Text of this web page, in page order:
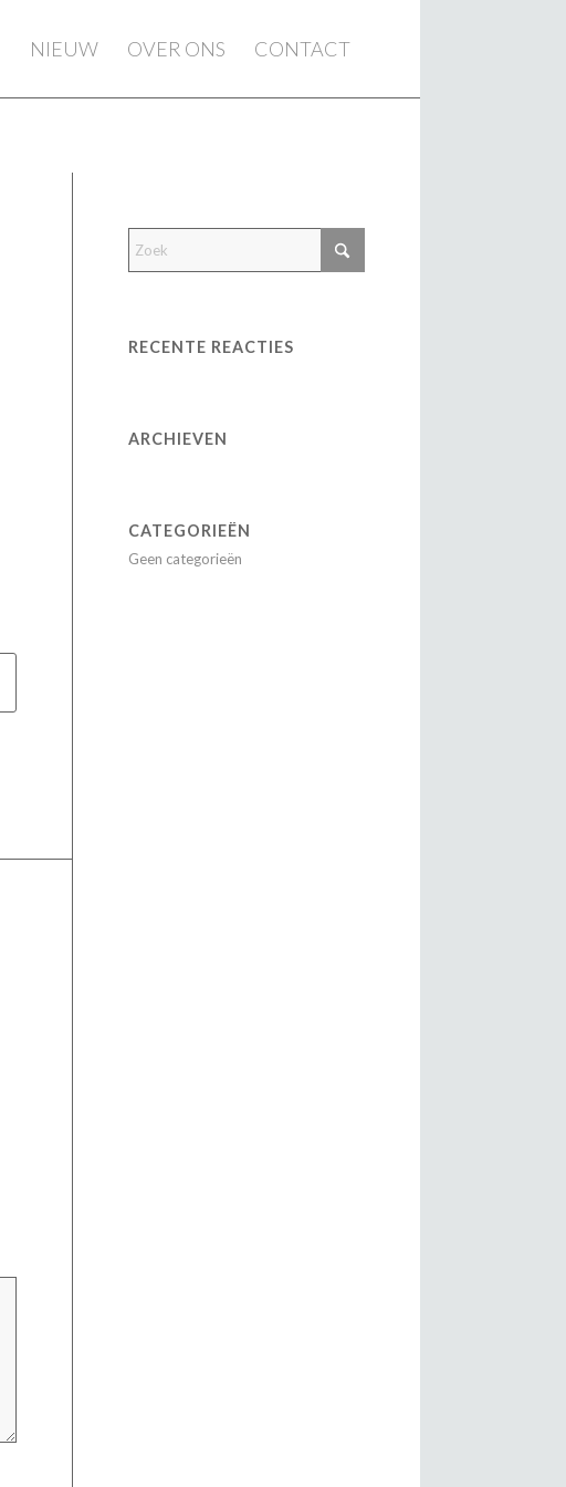
NIEUW OVER ONS CONTACT
RECENTE REACTIES
ARCHIEVEN
CATEGORIEËN
Geen categorieën